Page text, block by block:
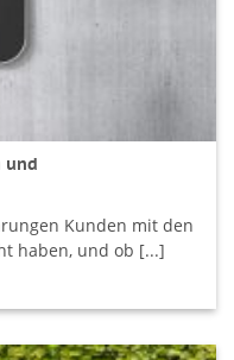
und
Kunden mit den
haben, und ob [...]